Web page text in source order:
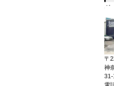
〒
神